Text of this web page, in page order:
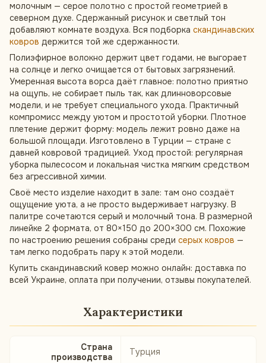
молочным — серое полотно с простой геометрией в
северном духе. Сдержанный рисунок и светлый тон
добавляют комнате воздуха. Вся подборка скандинавских
ковров держится той же сдержанности.
Полиэфирное волокно держит цвет годами, не выгорает
на солнце и легко очищается от бытовых загрязнений.
Умеренная высота ворса даёт главное: полотно приятно
на ощупь, не собирает пыль так, как длинноворсовые
модели, и не требует специального ухода. Практичный
компромисс между уютом и простотой уборки. Плотное
плетение держит форму: модель лежит ровно даже на
большой площади. Изготовлено в Турции — стране с
давней ковровой традицией. Уход простой: регулярная
уборка пылесосом и локальная чистка мягким средством
без агрессивной химии.
Своё место изделие находит в зале: там оно создаёт
ощущение уюта, а не просто выдерживает нагрузку. В
палитре сочетаются серый и молочный тона. В размерной
линейке 2 формата, от 80×150 до 200×300 см. Похожие
по настроению решения собраны среди серых ковров —
там легко подобрать пару к этой модели.
Купить скандинавский ковер можно онлайн: доставка по
всей Украине, оплата при получении, отзывы покупателей.
Характеристики
Страна
производства
Турция